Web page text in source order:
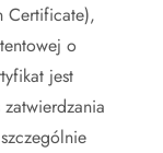
Certificate),
o
jest